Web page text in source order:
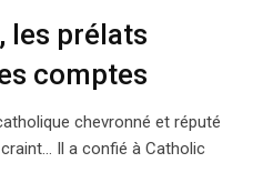
les prélats
comptes
chevronné et réputé
Il a confié à Catholic